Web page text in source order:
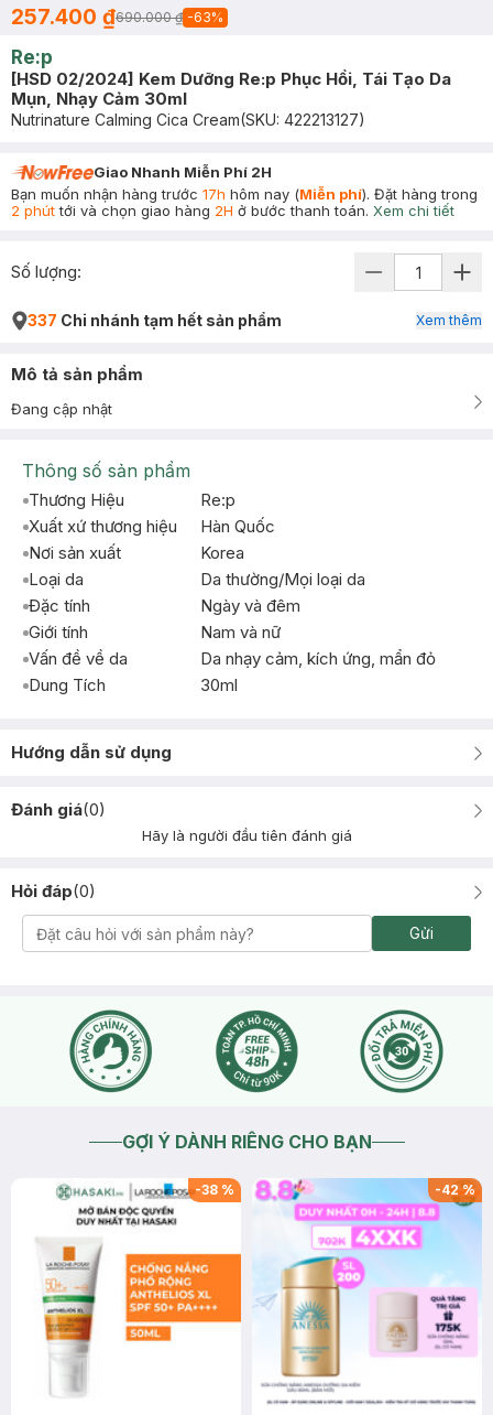
257.400 ₫690.000 ₫ -63%
Re:p
[HSD 02/2024] Kem Dưỡng Re:p Phục Hồi, Tái Tạo Da
Mụn, Nhạy Cảm 30ml
Nutrinature Calming Cica Cream(SKU: 422213127)
Giao Nhanh Miễn Phí 2H
Bạn muốn nhận hàng trước 17h hôm nay (Miễn phí). Đặt hàng trong
2 phúttới và chọn giao hàng 2H ở bước thanh toán. Xem chi tiết
Số lượng:
337 Chi nhánh tạm hết sản phẩm Xem thêm
Mô tả sản phẩm
Đang cập nhật
Thông số sản phẩm
Thương Hiệu
Re:p
Xuất xứ thương hiệu
Hàn Quốc
Nơi sản xuất
Korea
Loại da
Da thường/Mọi loại da
Đặc tính
Ngày và đêm
Giới tính
Nam và nữ
Vấn đề về da
Da nhạy cảm, kích ứng, mẩn đỏ
Dung Tích
30ml
Hướng dẫn sử dụng
Đánh giá(0)
Hãy là người đầu tiên đánh giá
Hỏi đáp(0)
Gửi
GỢI Ý DÀNH RIÊNG CHO BẠN
-38 % -42%